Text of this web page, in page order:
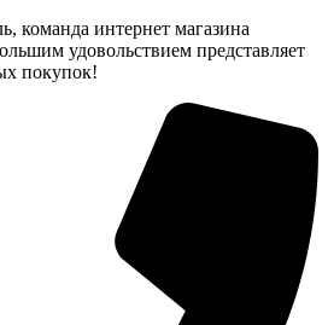
команда интернет магазина
удовольствием представляет
покупок!